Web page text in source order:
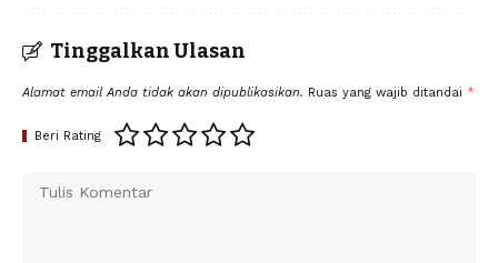
Tinggalkan Ulasan
Alamat email Anda tidak akan dipublikasikan. Ruas yang wajib ditandai *
Beri Rating